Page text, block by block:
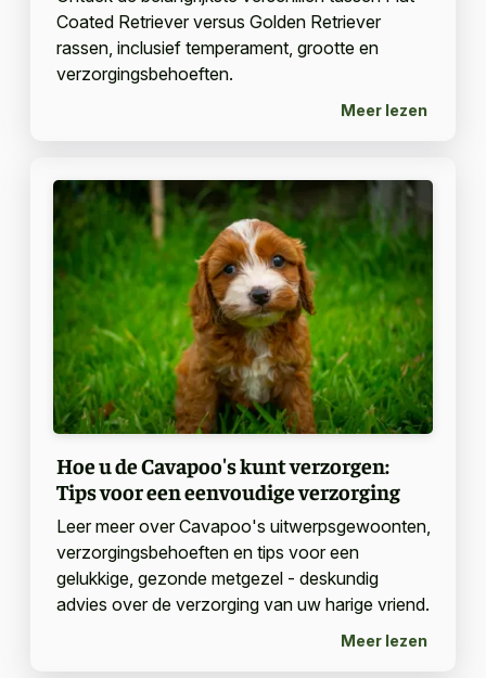
Coated Retriever versus Golden Retriever
rassen, inclusief temperament, grootte en
verzorgingsbehoeften.
Meer lezen
Hoe u de Cavapoo's kunt verzorgen:
Tips voor een eenvoudige verzorging
Leer meer over Cavapoo's uitwerpsgewoonten,
verzorgingsbehoeften en tips voor een
gelukkige, gezonde metgezel - deskundig
advies over de verzorging van uw harige vriend.
Meer lezen